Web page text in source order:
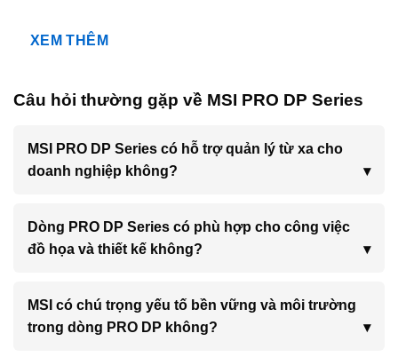
Mạnh Mẽ, Kích Thước Đa Dạng
cùng dòng PRO DP, cho phép doanh nghiệp dễ dàng lựa
PRO DP180 (18L): Không Gian Mở Rộng Cho Đồ Họa
Với thùng máy 18L tiêu chuẩn, PRO DP180 là lựa chọn lý
tưởng cho các bộ phận thiết kế đồ họa, kiến trúc hoặc
bị card đồ họa rời NVIDIA GeForce RTX hoặc Quadro
chuyên nghiệp, đáp ứng mượt mà các tác vụ dựng hình
XEM THÊM
Câu hỏi thường gặp về MSI PRO DP Series
MSI PRO DP Series có hỗ trợ quản lý từ xa cho
doanh nghiệp không?
Dòng PRO DP Series có phù hợp cho công việc
đồ họa và thiết kế không?
MSI có chú trọng yếu tố bền vững và môi trường
trong dòng PRO DP không?